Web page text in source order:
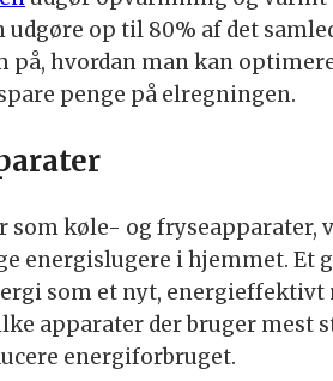
udgøre op til 80% af det
hvordan man kan
penge på elregningen.
som køle- og fryseapparater,
energislugere i hjemmet. Et
som et nyt,
apparater der bruger mest
energiforbruget.